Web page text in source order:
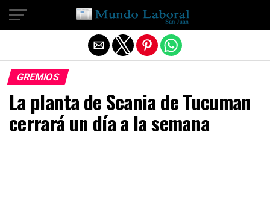
GREMIOS
La planta de Scania de Tucuman
cerrará un día a la semana
Salir de la versión móvil